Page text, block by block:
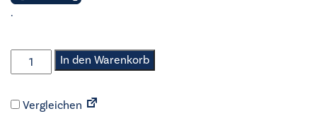
.
Nabo
-
Kühlschrank
In den Warenkorb
Vergleichen